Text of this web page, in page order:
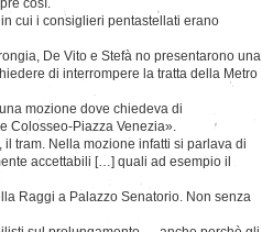
così.
cui i consiglieri pentastellati erano
De Vito e Stefà no presentarono una
di interrompere la tratta della Metro
mozione dove chiedeva di
Colosseo-Piazza Venezia».
il tram. Nella mozione infatti si parlava di
accettabili […] quali ad esempio il
Raggi a Palazzo Senatorio. Non senza